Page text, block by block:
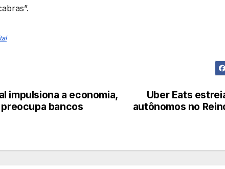
Uber Eats
autônomos no
impulsiona a economia,
bancos